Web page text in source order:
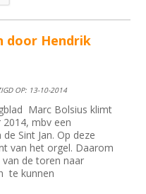
door Hendrik
OP: 13-10-2014
Marc Bolsius klimt
mbv een
Sint Jan. Op deze
van het orgel. Daarom
de toren naar
te kunnen